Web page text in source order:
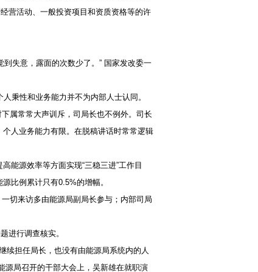
营活动、一般投资项目和资质资格等的许
失意，露面的次数少了。” 国家发改委一
秉性和业务能力并不为内部人士认同。
属常常大声训斥，司局长也不例外。司长
人业务能力有限。在脱稿讲话时常常逻辑
能源效率等方面实现“三稳三进”工作目
比例累计只有0.5%的增幅。
切来访多由能源局副局长参与；内部司局
进行调查核实。
续担任局长，也没有由能源局系统内的人
源局召开的干部大会上，吴新雄在就职演